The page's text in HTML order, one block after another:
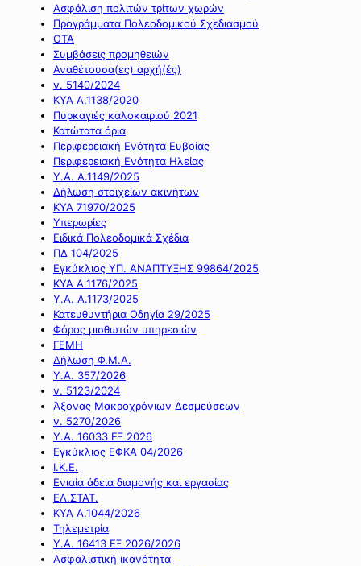
Ασφάλιση πολιτών τρίτων χωρών
Προγράμματα Πολεοδομικού Σχεδιασμού
ΟΤΑ
Συμβάσεις προμηθειών
Αναθέτουσα(ες) αρχή(ές)
ν. 5140/2024
ΚΥΑ Α.1138/2020
Πυρκαγιές καλοκαιριού 2021
Κατώτατα όρια
Περιφερειακή Ενότητα Ευβοίας
Περιφερειακή Ενότητα Ηλείας
Υ.Α. Α.1149/2025
Δήλωση στοιχείων ακινήτων
ΚΥΑ 71970/2025
Υπερωρίες
Ειδικά Πολεοδομικά Σχέδια
ΠΔ 104/2025
Εγκύκλιος ΥΠ. ΑΝΑΠΤΥΞΗΣ 99864/2025
ΚΥΑ Α.1176/2025
Υ.Α. Α.1173/2025
Κατευθυντήρια Οδηγία 29/2025
Φόρος μισθωτών υπηρεσιών
ΓΕΜΗ
Δήλωση Φ.Μ.Α.
Υ.Α. 357/2026
ν. 5123/2024
Άξονας Μακροχρόνιων Δεσμεύσεων
ν. 5270/2026
Υ.Α. 16033 ΕΞ 2026
Εγκύκλιος ΕΦΚΑ 04/2026
Ι.Κ.Ε.
Ενιαία άδεια διαμονής και εργασίας
ΕΛ.ΣΤΑΤ.
ΚΥΑ Α.1044/2026
Τηλεμετρία
Υ.Α. 16413 ΕΞ 2026/2026
Ασφαλιστική ικανότητα